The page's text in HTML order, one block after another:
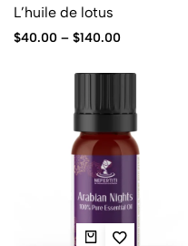
L’huile de lotus
$40.00 – $140.00